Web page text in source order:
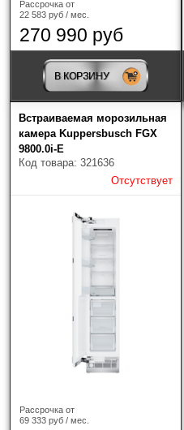
HiSTORY(1)
ILVE(3)
Jacky's (2)
Korting(6)
Kuppersberg
Liebherr (32)
Maunfeld
Signature(2)
Рассрочка от
22 583 руб / мес.
270 990 руб
В КОРЗИНУ
Встраиваемая морозильная
камера Kuppersbusch FGX
9800.0i-E
Код товара: 321636
Отсутствует
Рассрочка от
69 333 руб / мес.